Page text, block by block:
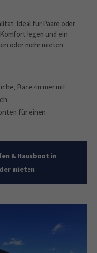
Ideal für Paare oder
legen und ein
oder mehr mieten
Badezimmer mit
für einen
& Hausboot in
mieten